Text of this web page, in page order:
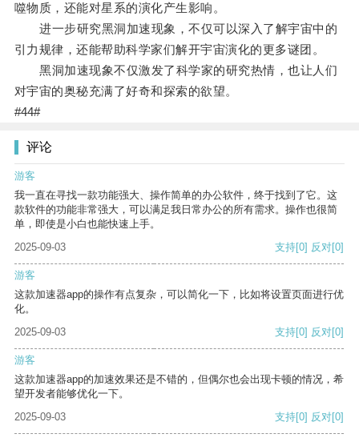
噬物质，还能对星系的演化产生影响。
进一步研究黑洞加速现象，不仅可以深入了解宇宙中的
引力规律，还能帮助科学家们解开宇宙演化的更多谜团。
黑洞加速现象不仅激发了科学家的研究热情，也让人们
对宇宙的奥秘充满了好奇和探索的欲望。
#44#
评论
游客
我一直在寻找一款功能强大、操作简单的办公软件，终于找到了它。这
款软件的功能非常强大，可以满足我日常办公的所有需求。操作也很简
单，即使是小白也能快速上手。
2025-09-03
支持[0] 反对[0]
游客
这款加速器app的操作有点复杂，可以简化一下，比如将设置页面进行优
化。
2025-09-03
支持[0] 反对[0]
游客
这款加速器app的加速效果还是不错的，但偶尔也会出现卡顿的情况，希
望开发者能够优化一下。
2025-09-03
支持[0] 反对[0]